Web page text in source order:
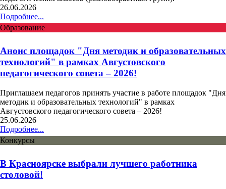
26.06.2026
Подробнее...
Образование
Анонс площадок "Дня методик и образовательных
технологий" в рамках Августовского
педагогического совета – 2026!
Приглашаем педагогов принять участие в работе площадок "Дня
методик и образовательных технологий" в рамках
Августовского педагогического совета – 2026!
25.06.2026
Подробнее...
Конкурсы
В Красноярске выбрали лучшего работника
столовой!